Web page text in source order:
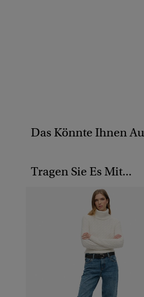
Das Könnte Ihnen
Tragen Sie Es Mit...